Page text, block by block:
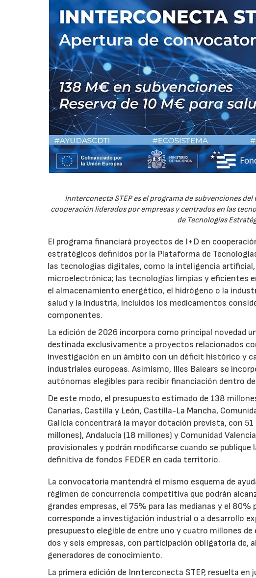
Innterconecta STEP es el programa de subvenciones
cooperación liderados por empresas y centrados en las
de Tecnologías
El programa financiará proyectos de I+D en
estratégicos definidos por la Plataforma de
las tecnologías digitales, como la inteligencia
microelectrónica; las tecnologías limpias y eficientes
el almacenamiento energético, el hidrógeno o la
salud y la industria, incluidos los medicamentos
componentes.
La edición de 2026 incorpora como principal novedad
destinada exclusivamente a proyectos relacionados
investigación en un ámbito con un déficit histórico y
industriales europeas. Asimismo, Illes Balears se
autónomas elegibles para recibir financiación dentro
De este modo, el presupuesto estimado de 138
Canarias, Castilla y León, Castilla-La Mancha,
Galicia concentrará la mayor dotación prevista, con
millones), Andalucía (18 millones) y Comunidad
provisionales y podrán modificarse cuando se
definitiva de fondos FEDER en cada territorio.
La convocatoria mantendrá el mismo esquema de
régimen de concurrencia competitiva que podrán
grandes empresas, el 75% para las medianas y el
corresponde a investigación industrial o a desarrollo
presupuesto elegible de entre uno y cuatro millones
dos y seis empresas, con participación obligatoria de,
generadores de conocimiento.
La primera edición de Innterconecta STEP, resuelta